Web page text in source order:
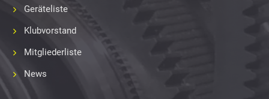
Geräteliste
Klubvorstand
Mitgliederliste
News